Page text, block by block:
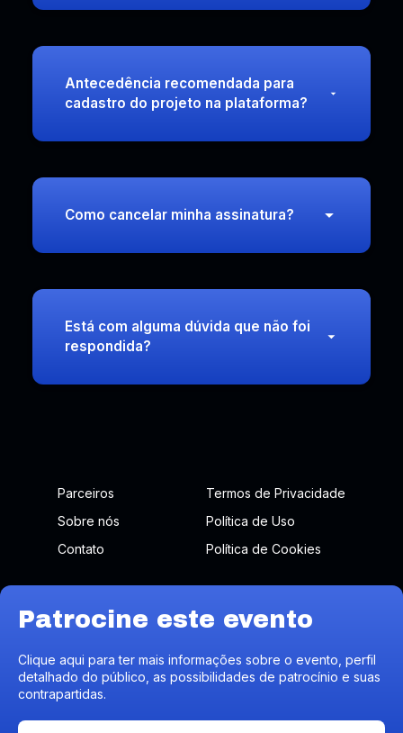
Patrocine este evento
Clique aqui para ter mais informações sobre o evento, perfil
detalhado do público, as possibilidades de patrocínio e suas
contrapartidas.
Antecedência recomendada para
cadastro do projeto na plataforma?
Como cancelar minha assinatura?
Está com alguma dúvida que não foi
respondida?
Branding, conexões e negócios.
Parceiros
Termos de Privacidade
Sobre nós
Política de Uso
Contato
Política de Cookies